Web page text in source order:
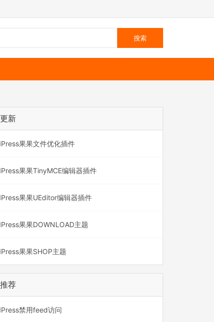
新
果果文件优化插件
果果TinyMCE编辑器插件
果果UEditor编辑器插件
果果DOWNLOAD主题
果果SHOP主题
荐
禁用feed访问